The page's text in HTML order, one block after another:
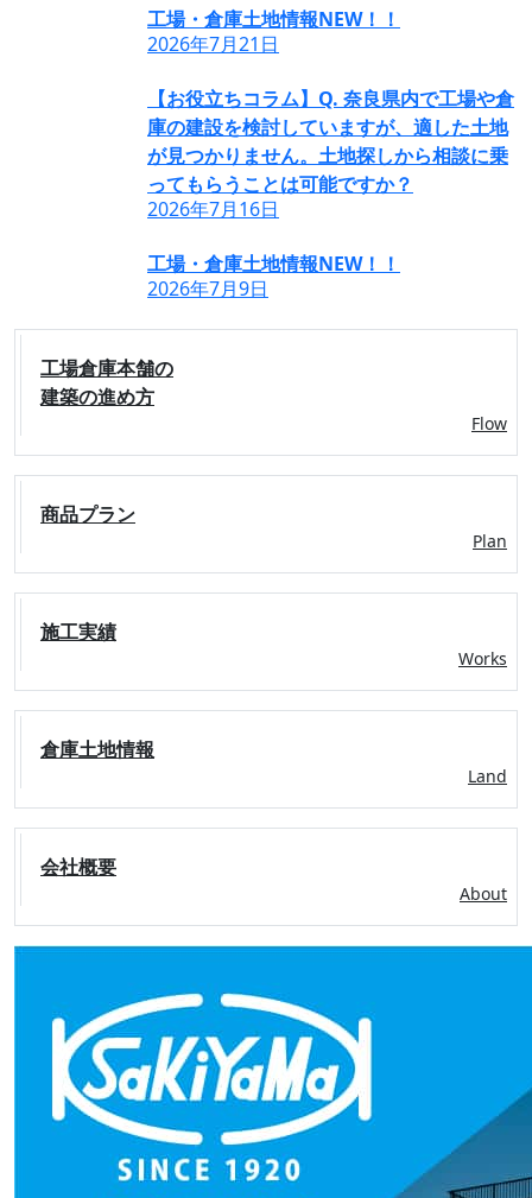
工場・倉庫土地情報NEW！！
2026年7月21日
【お役立ちコラム】Q. 奈良県内で工場や倉
庫の建設を検討していますが、適した土地
が見つかりません。土地探しから相談に乗
ってもらうことは可能ですか？
2026年7月16日
工場・倉庫土地情報NEW！！
2026年7月9日
工場倉庫本舗の
建築の進め方
Flow
商品プラン
Plan
施工実績
Works
倉庫土地情報
Land
会社概要
About